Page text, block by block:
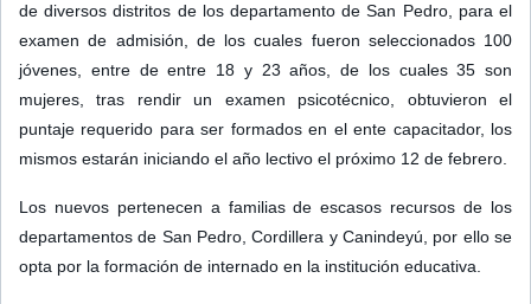
de diversos distritos de los departamento de San Pedro, para el
examen de admisión, de los cuales fueron seleccionados 100
jóvenes, entre de entre 18 y 23 años, de los cuales 35 son
mujeres, tras rendir un examen psicotécnico, obtuvieron el
puntaje requerido para ser formados en el ente capacitador, los
mismos estarán iniciando el año lectivo el próximo 12 de febrero.
Los nuevos pertenecen a familias de escasos recursos de los
departamentos de San Pedro, Cordillera y Canindeyú, por ello se
opta por la formación de internado en la institución educativa.